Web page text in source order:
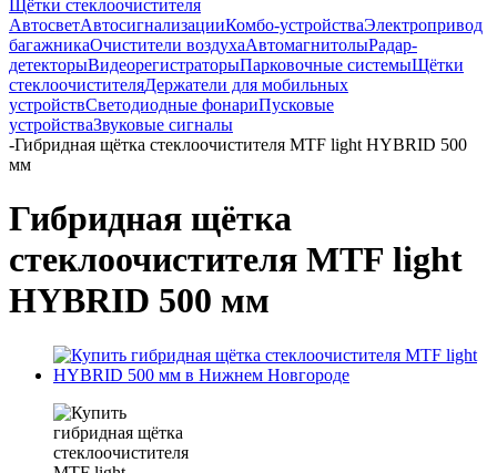
Щётки стеклоочистителя
АвтосветАвтосигнализацииКомбо-устройстваЭлектропривод
багажникаОчистители воздухаАвтомагнитолыРадар-
детекторыВидеорегистраторыПарковочные системыЩётки
стеклоочистителяДержатели для мобильных
устройствСветодиодные фонариПусковые
устройстваЗвуковые сигналы
-Гибридная щётка стеклоочистителя MTF light HYBRID 500
мм
Гибридная щётка
стеклоочистителя MTF light
HYBRID 500 мм